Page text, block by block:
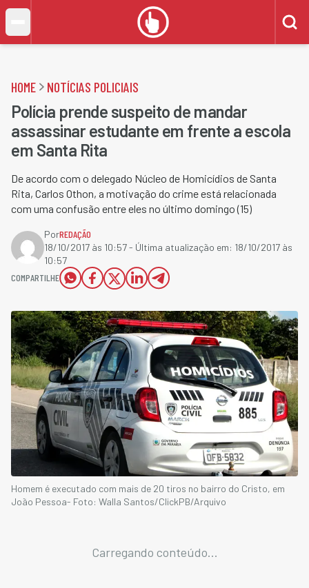
HOME NOTÍCIAS POLICIAIS
Polícia prende suspeito de mandar
assassinar estudante em frente a escola
em Santa Rita
De acordo com o delegado Núcleo de Homicídios de Santa
Rita, Carlos Othon, a motivação do crime está relacionada
com uma confusão entre eles no último domingo (15)
PorREDAÇÃO
18/10/2017 às 10:57- Última atualização em: 18/10/2017 às
10:57
COMPARTILHE
Homem é executado com mais de 20 tiros no bairro do Cristo, em
João Pessoa- Foto: Walla Santos/ClickPB/Arquivo
Carregando conteúdo...